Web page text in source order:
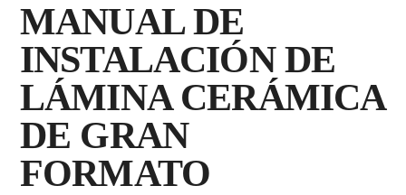
MANUAL DE
INSTALACIÓN DE
LÁMINA CERÁMICA
DE GRAN
FORMATO